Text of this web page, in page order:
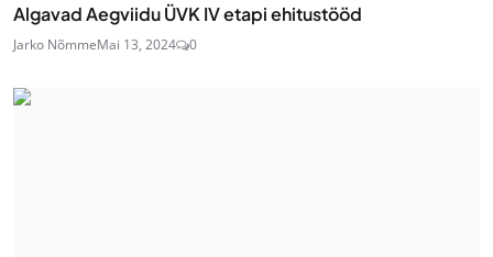
Algavad Aegviidu ÜVK IV etapi ehitustööd
Jarko NõmmeMai 13, 2024 0